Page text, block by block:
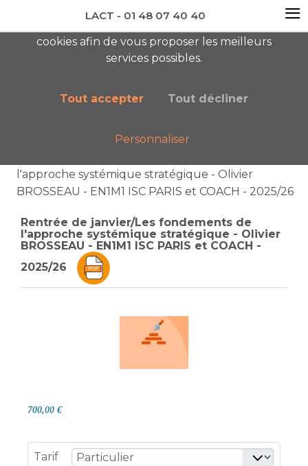
newsletter AC
Liste des catégories
l'approche systémique stratégique - Olivier
BROSSEAU - EN1M1 ISC PARIS et COACH - 2025/26
Rentrée de janvier/Les fondements de
l'approche systémique stratégique - Olivier
BROSSEAU - EN1M1 ISC PARIS et COACH -
2025/26
700,00 €
Tarif
cookies afin de vous proposer les meilleurs
services possibles.
Tout accepter Tout décliner
Personnaliser
LACT - 01 48 07 40 40 ≡